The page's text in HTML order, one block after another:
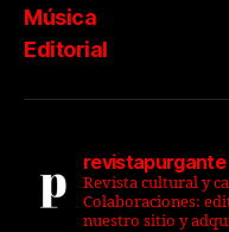
Música
Editorial
revistapurgante
Revista cultural y
Colaboraciones:
nuestro sitio y